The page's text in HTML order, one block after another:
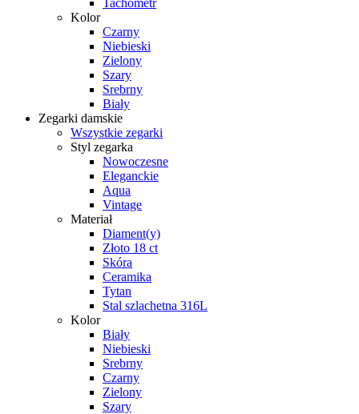
Kolor
Czarny
Niebieski
Zielony
Szary
Srebrny
Biały
Zegarki damskie
Wszystkie zegarki
Styl zegarka
Nowoczesne
Eleganckie
Aqua
Vintage
Materiał
Diament(y)
Złoto 18 ct
Skóra
Ceramika
Tytan
Stal szlachetna 316L
Kolor
Biały
Niebieski
Srebrny
Czarny
Zielony
Szary